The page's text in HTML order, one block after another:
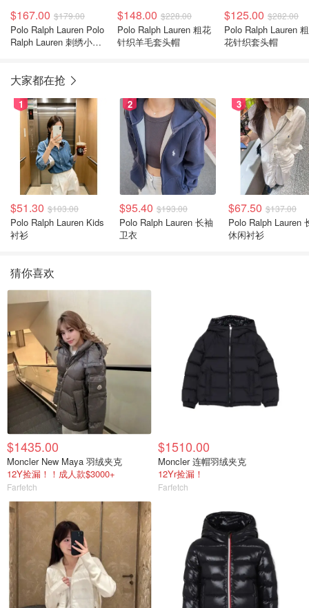
$167.00 $179.00
Polo Ralph Lauren Polo
Ralph Lauren 刺绣小马
$148.00 $228.00
Polo Ralph Lauren 粗花
针织羊毛套头帽
$125.00 $282.00
Polo Ralph Lauren
花针织套头帽
大家都在抢
1
$51.30 $103.00
Polo Ralph Lauren Kids
衬衫
2
$95.40 $193.00
Polo Ralph Lauren 长袖
卫衣
3
$67.50 $137.00
Polo Ralph Lauren
休闲衬衫
猜你喜欢
$1435.00
Moncler New Maya 羽绒夹克
12Y捡漏！！成人款$3000+
Farfetch
$1510.00
Moncler 连帽羽绒夹克
12Yr捡漏！
Farfetch